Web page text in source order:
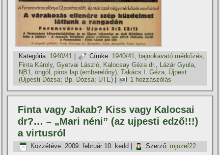
Kategória: 1940/41 | Címke: 1940/41, bajnokavató mérkőzés,
Finta Károly,Gyetvai László Kalocsay Géza dr. Lázár Gyula
NB1
,öngól ,piros lap (emberelőny) ,Takács I. Géza Újpest
(Újpesti Dózsa; Bp. Dózsa; UTE)
1 hozzászólás
Finta vagy Jakab? Kiss vagy Kalocsai
dr?… – „Mari néni” (az ujpesti edző!!!)
a virtusról
Közzétéve: 2009. február 10. kedd Szerző: mjozef22